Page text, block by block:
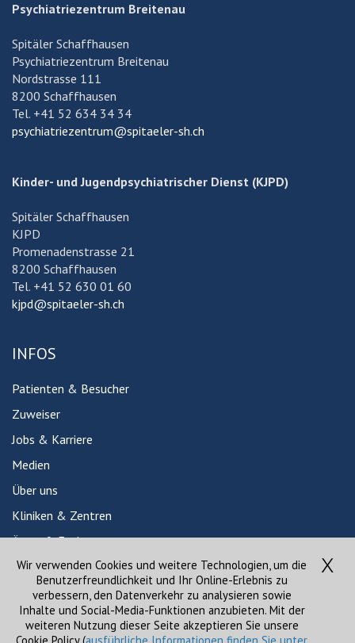
Psychiatriezentrum Breitenau
Spitäler Schaffhausen
Psychiatriezentrum Breitenau
Nordstrasse 111
8200 Schaffhausen
Tel. +41 52 634 34 34
psychiatriezentrum@spitaeler-sh.ch
Kinder- und Jugendpsychiatrischer Dienst (KJPD)
Spitäler Schaffhausen
KJPD
Promenadenstrasse 21
8200 Schaffhausen
Tel. +41 52 630 01 60
kjpd@spitaeler-sh.ch
INFOS
Patienten & Besucher
Zuweiser
Jobs & Karriere
Medien
Über uns
Kliniken & Zentren
Ärzte & Fachpersonen
Babygalerie
News
Veranstaltungen
Wir verwenden Cookies und weitere Technologien, um die
Benutzerfreundlichkeit und Ihr Online-Erlebnis zu
verbessern, den Datenverkehr zu analysieren sowie
Inhalte und Social-Media-Funktionen anzubieten. Mit der
weiteren Nutzung dieser Seite akzeptieren Sie unsere